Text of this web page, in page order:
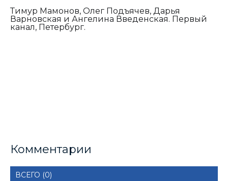
Тимур Мамонов, Олег Подъячев, Дарья
Варновская и Ангелина Введенская. Первый
канал, Петербург.
Комментарии
ВСЕГО (0)